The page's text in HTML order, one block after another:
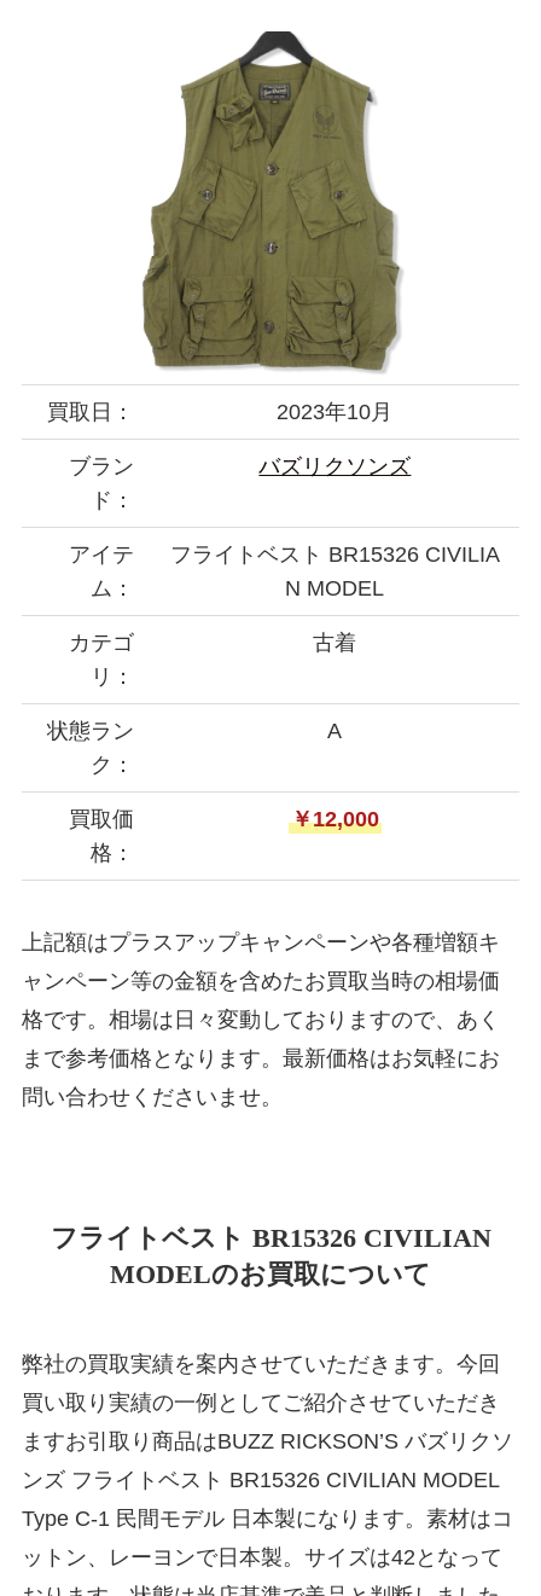
買取日： 2023年10月
ブラン
ド：
バズリクソンズ
アイテ
ム：
フライトベスト BR15326 CIVILIA
N MODEL
カテゴ
リ：
古着
状態ラン
ク：
A
買取価
格：
￥12,000
上記額はプラスアップキャンペーンや各種増額キ
ャンペーン等の金額を含めたお買取当時の相場価
格です。相場は日々変動しておりますので、あく
まで参考価格となります。最新価格はお気軽にお
問い合わせくださいませ。
フライトベスト BR15326 CIVILIAN
MODELのお買取について
弊社の買取実績を案内させていただきます。今回
買い取り実績の一例としてご紹介させていただき
ますお引取り商品はBUZZ RICKSON’S バズリクソ
ンズ フライトベスト BR15326 CIVILIAN MODEL
Type C-1 民間モデル 日本製になります。素材はコ
ットン、レーヨンで日本製。サイズは42となって